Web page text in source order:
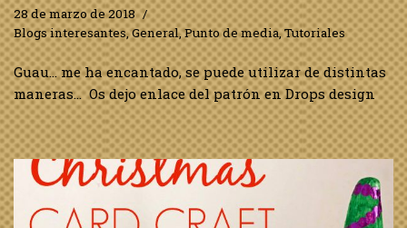
28 de marzo de 2018
Blogs interesantes,General,Punto de media,Tutoriales
Guau… me ha encantado, se puede utilizar de distintas
maneras… Os dejo enlace del patrón en Drops design